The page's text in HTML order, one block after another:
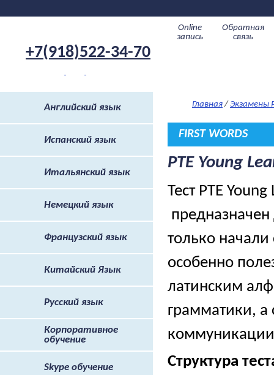
+7(918)522-34-70
Английский язык
Испанский язык
Итальянский язык
Немецкий язык
Французский язык
Китайский Язык
Русский язык
Корпоративное
обучение
Skype обучение
Online
запись
Обратная
связь
Главная Экзамены
FIRST WORDS
PTE Young
Тест PTE
только начали
особенно
латинским
грамматики, а
Структура